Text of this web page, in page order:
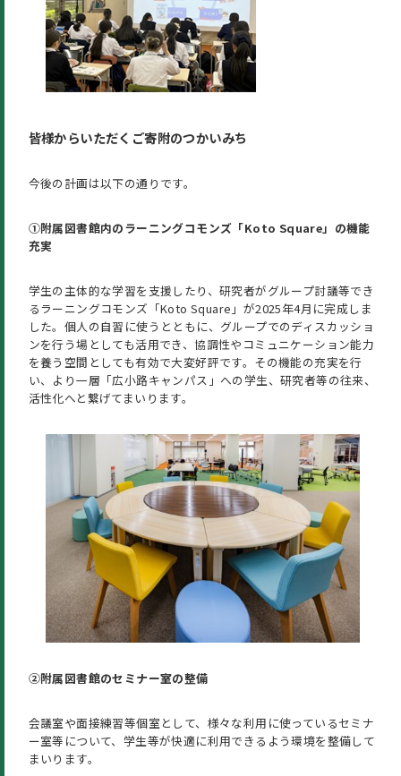
皆様からいただくご寄附のつかいみち
今後の計画は以下の通りです。
①附属図書館内のラーニングコモンズ「Koto Square」の機能
充実
学生の主体的な学習を支援したり、研究者がグループ討議等でき
るラーニングコモンズ「Koto Square」が2025年4月に完成しま
した。個人の自習に使うとともに、グループでのディスカッショ
ンを行う場としても活用でき、協調性やコミュニケーション能力
を養う空間としても有効で大変好評です。その機能の充実を行
い、より一層「広小路キャンパス」への学生、研究者等の往来、
活性化へと繋げてまいります。
②附属図書館のセミナー室の整備
会議室や面接練習等個室として、様々な利用に使っているセミナ
ー室等について、学生等が快適に利用できるよう環境を整備して
まいります。